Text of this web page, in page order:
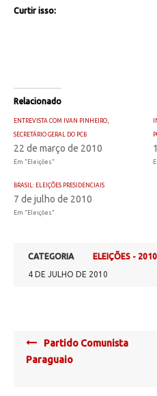
Curtir isso:
Relacionado
ENTREVISTA COM IVAN PINHEIRO,
SECRETÁRIO GERAL DO PCB
22 de março de 2010
Em "Eleições"
BRASIL: ELEIÇÕES PRESIDENCIAIS
7 de julho de 2010
Em "Eleições"
CATEGORIA
ELEIÇÕES - 2010
4 DE JULHO DE 2010
Post
navigation
Partido Comunista
Paraguaio